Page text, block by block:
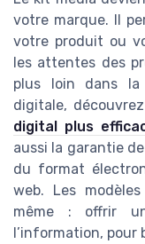
votre marque. Il
votre produit ou
les attentes des
plus loin dans la
digitale, découvrez
digital plus
aussi la garantie
du format
web. Les
même : offrir
l’information, pour